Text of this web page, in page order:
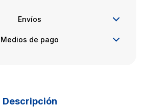
Envíos
Medios de pago
Descripción